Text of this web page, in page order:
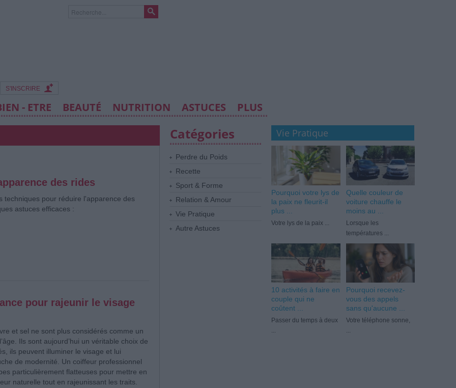
S'INSCRIRE
- ETRE BEAUTÉ NUTRITION ASTUCES PLUS
des rides
techniques pour réduire l'apparence des
astuces efficaces :
pour rajeunir le visage
et sel ne sont plus considérés comme un
Ils sont aujourd’hui un véritable choix de
ils peuvent illuminer le visage et lui
de modernité. Un coiffeur professionnel
particulièrement flatteuses pour mettre en
naturelle tout en rajeunissant les traits.
Catégories
Perdre du Poids
Recette
Sport & Forme
Relation & Amour
Vie Pratique
Autre Astuces
Vie Pratique
Pourquoi votre lys de
la paix ne fleurit-il
plus ...
Votre lys de la paix ...
Quelle couleur de
voiture chauffe le
moins au ...
Lorsque les
températures ...
10 activités à faire en
couple qui ne
coûtent ...
Passer du temps à deux
...
Pourquoi recevez-
vous des appels
sans qu'aucune ...
Votre téléphone sonne,
...